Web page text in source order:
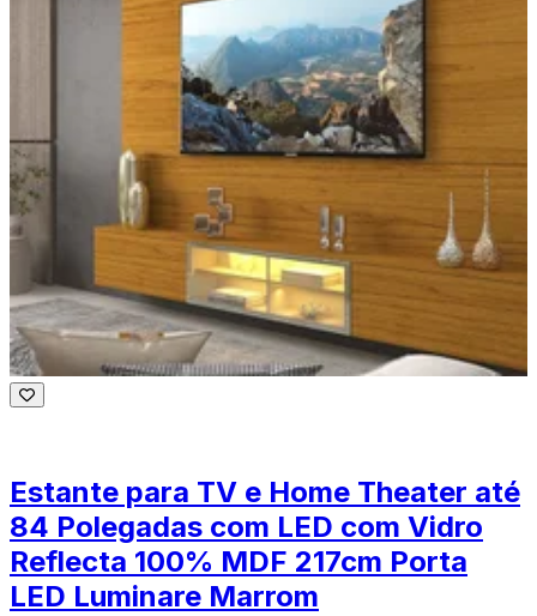
Estante para TV e Home Theater até
84 Polegadas com LED com Vidro
Reflecta 100% MDF 217cm Porta
LED Luminare Marrom